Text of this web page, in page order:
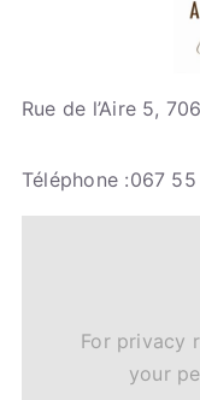
Rue de l’Aire 5,
Téléphone :067
For privacy
your